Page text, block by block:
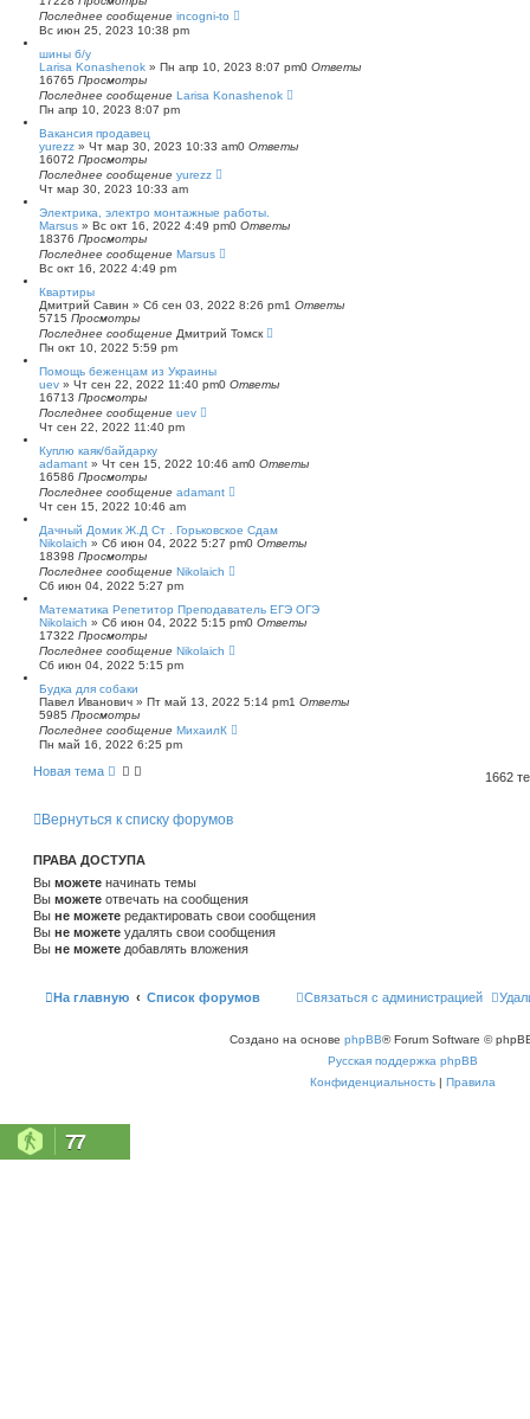
Последнее сообщение incogni-to
Вс июн 25, 2023 10:38 pm
шины б/у
Larisa Konashenok » Пн апр 10, 2023 8:07 pm0 Ответы
16765 Просмотры
Последнее сообщение Larisa Konashenok
Пн апр 10, 2023 8:07 pm
Вакансия продавец
yurezz » Чт мар 30, 2023 10:33 am0 Ответы
16072 Просмотры
Последнее сообщение yurezz
Чт мар 30, 2023 10:33 am
Электрика, электро монтажные работы.
Marsus » Вс окт 16, 2022 4:49 pm0 Ответы
18376 Просмотры
Последнее сообщение Marsus
Вс окт 16, 2022 4:49 pm
Квартиры
Дмитрий Савин » Сб сен 03, 2022 8:26 pm1 Ответы
5715 Просмотры
Последнее сообщение Дмитрий Томск
Пн окт 10, 2022 5:59 pm
Помощь беженцам из Украины
uev » Чт сен 22, 2022 11:40 pm0 Ответы
16713 Просмотры
Последнее сообщение uev
Чт сен 22, 2022 11:40 pm
Куплю каяк/байдарку
adamant » Чт сен 15, 2022 10:46 am0 Ответы
16586 Просмотры
Последнее сообщение adamant
Чт сен 15, 2022 10:46 am
Дачный Домик Ж.Д Ст . Горьковское Сдам
Nikolaich » Сб июн 04, 2022 5:27 pm0 Ответы
18398 Просмотры
Последнее сообщение Nikolaich
Сб июн 04, 2022 5:27 pm
Математика Репетитор Преподаватель ЕГЭ ОГЭ
Nikolaich » Сб июн 04, 2022 5:15 pm0 Ответы
17322 Просмотры
Последнее сообщение Nikolaich
Сб июн 04, 2022 5:15 pm
Будка для собаки
Павел Иванович » Пт май 13, 2022 5:14 pm1 Ответы
5985 Просмотры
Последнее сообщение МихаилК
Пн май 16, 2022 6:25 pm
Новая тема 1662
Вернуться к списку форумов
ПРАВА ДОСТУПА
Вы можете начинать темы
Вы можете отвечать на сообщения
Вы не можете редактировать свои сообщения
Вы не можете удалять свои сообщения
Вы не можете добавлять вложения
На главную Список форумов Связаться с администрацией
Создано на основе phpBB® Forum Software ©
Русская поддержка phpBB
Конфиденциальность | Правила
77